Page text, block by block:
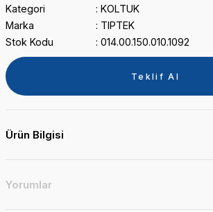
Kategori
KOLTUK
Marka
TIPTEK
Stok Kodu
014.00.150.010.1092
Teklif Al
Ürün Bilgisi
Yorumlar